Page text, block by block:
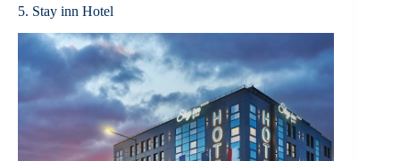
5. Stay inn Hotel